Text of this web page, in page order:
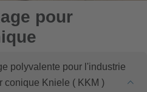
pour
polyvalente pour l'industrie
conique Kniele ( KKM )